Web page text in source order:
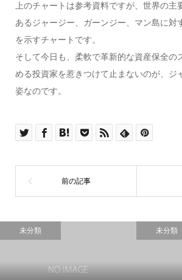
上のチャートは参考資料ですが、世界の主
あるジャージー、ガーンジー、マン島に対
を示すチャートです。
そして今日も、柔軟で革新的な資産保全の
める投資家を惹きつけて止まないのが、ジ
姿なのです。
未分類 未分類